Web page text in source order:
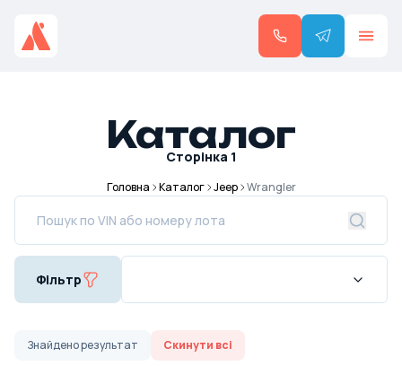
Каталог
Сторінка 1
Головна Каталог Jeep Wrangler
Фільтр
Знайденорезультат Скинути всі